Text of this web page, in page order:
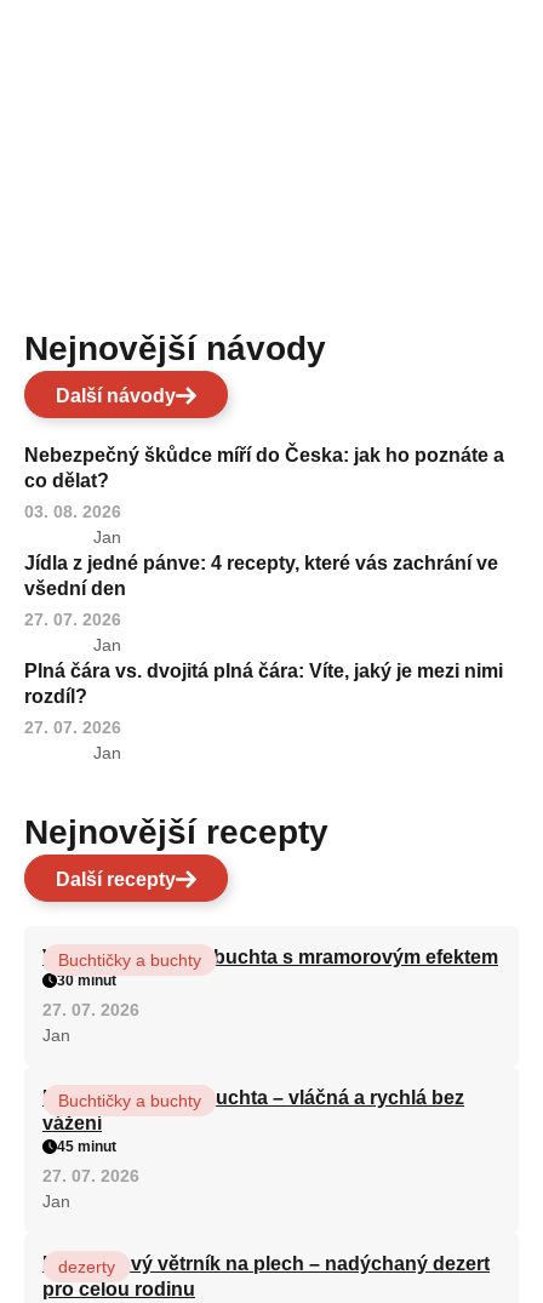
Nejnovější návody
Další návody
Nebezpečný škůdce míří do Česka: jak ho poznáte a
co dělat?
03. 08. 2026
Jan
Jídla z jedné pánve: 4 recepty, které vás zachrání ve
všední den
27. 07. 2026
Jan
Plná čára vs. dvojitá plná čára: Víte, jaký je mezi nimi
rozdíl?
27. 07. 2026
Jan
Nejnovější recepty
Další recepty
Vláčná olejová litá buchta s mramorovým efektem
Buchtičky a buchty
30 minut
27. 07. 2026
Jan
Hrnková maková buchta – vláčná a rychlá bez
vážení
Buchtičky a buchty
45 minut
27. 07. 2026
Jan
Karamelový větrník na plech – nadýchaný dezert
pro celou rodinu
dezerty